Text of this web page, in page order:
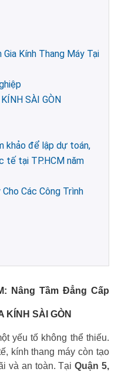
Gia Kính Thang Máy Tại
SÀI GÒN
khảo để lập dự toán,
tế tại TP.HCM năm
Các Công Trình
Nâng Tầm Đẳng Cấp
SÀI GÒN
yếu tố không thể thiếu.
kính thang máy còn tạo
và an toàn. TạiQuận 5,